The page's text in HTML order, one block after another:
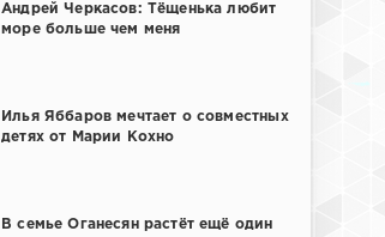
Андрей Черкасов: Тёщенька любит
море больше чем меня
Илья Яббаров мечтает о совместных
детях от Марии Кохно
В семье Оганесян растёт ещё один